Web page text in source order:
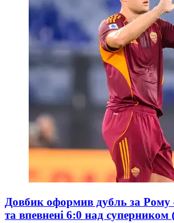
Довбик оформив дубль за Рому
та впевнені 6:0 над